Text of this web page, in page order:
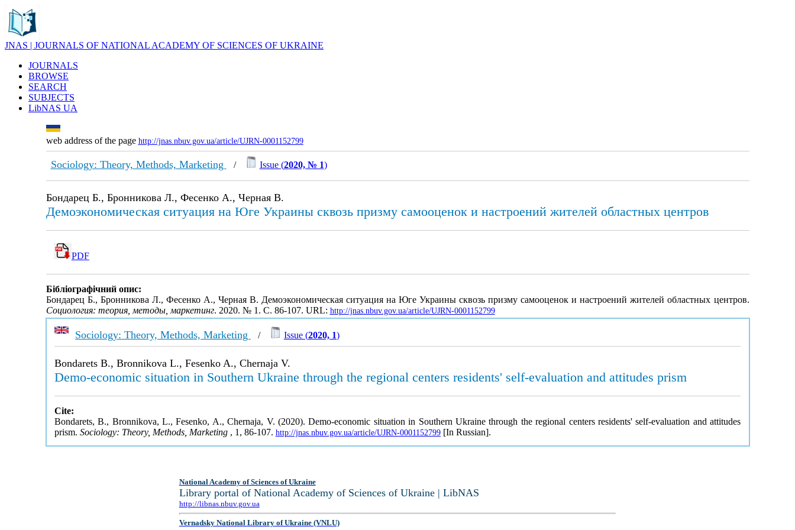
JNAS | JOURNALS OF NATIONAL ACADEMY OF SCIENCES OF UKRAINE
JOURNALS
BROWSE
SEARCH
SUBJECTS
LibNAS UA
web address of the page http://jnas.nbuv.gov.ua/article/UJRN-0001152799
Sociology: Theory, Methods, Marketing / Issue (2020, № 1)
Бондарец Б., Бронникова Л., Фесенко А., Черная В.
Демоэкономическая ситуация на Юге Украины сквозь призму самооценок и настроений жителей областных центров
PDF
Бібліографічний опис:
Бондарец Б., Бронникова Л., Фесенко А., Черная В. Демоэкономическая ситуация на Юге Украины сквозь призму самооценок и настроений жителей областных центров.
Социология: теория, методы, маркетинг. 2020. № 1. С. 86-107. URL: http://jnas.nbuv.gov.ua/article/UJRN-0001152799
Sociology: Theory, Methods, Marketing / Issue (2020, 1)
Bondarets B., Bronnikova L., Fesenko A., Chernaja V.
Demo-economic situation in Southern Ukraine through the regional centers residents' self-evaluation and attitudes prism
Cite:
Bondarets, B., Bronnikova, L., Fesenko, A., Chernaja, V. (2020). Demo-economic situation in Southern Ukraine through the regional centers residents' self-evaluation and attitudes
prism. Sociology: Theory, Methods, Marketing , 1, 86-107. http://jnas.nbuv.gov.ua/article/UJRN-0001152799[In Russian].
National Academy of Sciences of Ukraine
Library portal of National Academy of Sciences of Ukraine | LibNAS
http://libnas.nbuv.gov.ua
Vernadsky National Library of Ukraine (VNLU)